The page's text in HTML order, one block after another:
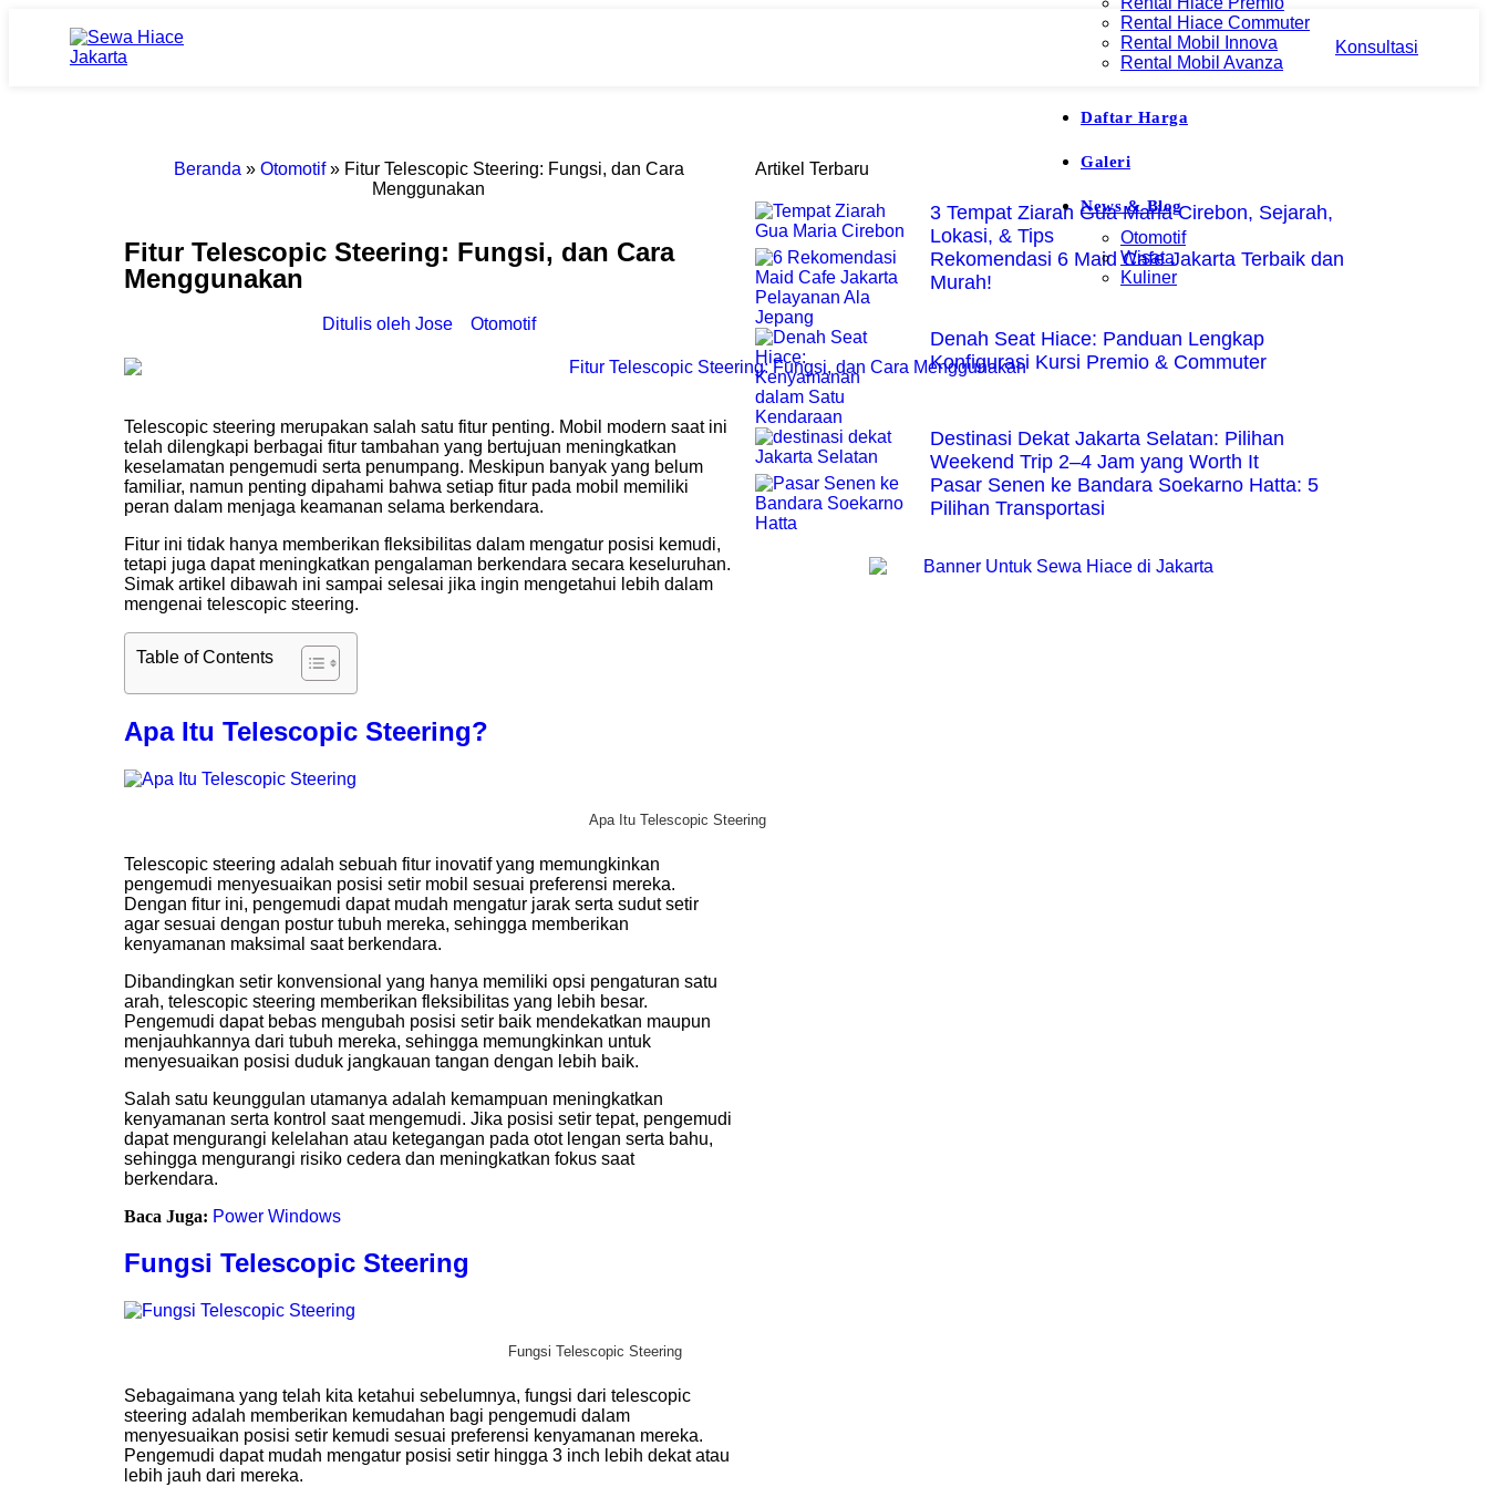
Rental Hiace Commuter
Rental Mobil Innova
Rental Mobil Avanza
Daftar Harga
Galeri
News & Blog
Otomotif
Wisata
Kuliner
Konsultasi
Beranda » Otomotif» Fitur Telescopic Steering: Fungsi, dan Cara
Menggunakan
Fitur Telescopic Steering: Fungsi, dan Cara
Menggunakan
Ditulis oleh Jose Otomotif
Telescopic steering merupakan salah satu fitur penting. Mobil modern saat ini
telah dilengkapi berbagai fitur tambahan yang bertujuan meningkatkan
keselamatan pengemudi serta penumpang. Meskipun banyak yang belum
familiar, namun penting dipahami bahwa setiap fitur pada mobil memiliki
peran dalam menjaga keamanan selama berkendara.
Fitur ini tidak hanya memberikan fleksibilitas dalam mengatur posisi kemudi,
tetapi juga dapat meningkatkan pengalaman berkendara secara keseluruhan.
Simak artikel dibawah ini sampai selesai jika ingin mengetahui lebih dalam
mengenai telescopic steering.
Table of Contents
Apa Itu Telescopic Steering?
Apa Itu Telescopic Steering
Telescopic steering adalah sebuah fitur inovatif yang memungkinkan
pengemudi menyesuaikan posisi setir mobil sesuai preferensi mereka.
Dengan fitur ini, pengemudi dapat mudah mengatur jarak serta sudut setir
agar sesuai dengan postur tubuh mereka, sehingga memberikan
kenyamanan maksimal saat berkendara.
Dibandingkan setir konvensional yang hanya memiliki opsi pengaturan satu
arah, telescopic steering memberikan fleksibilitas yang lebih besar.
Pengemudi dapat bebas mengubah posisi setir baik mendekatkan maupun
menjauhkannya dari tubuh mereka, sehingga memungkinkan untuk
menyesuaikan posisi duduk jangkauan tangan dengan lebih baik.
Salah satu keunggulan utamanya adalah kemampuan meningkatkan
kenyamanan serta kontrol saat mengemudi. Jika posisi setir tepat, pengemudi
dapat mengurangi kelelahan atau ketegangan pada otot lengan serta bahu,
sehingga mengurangi risiko cedera dan meningkatkan fokus saat
berkendara.
Baca Juga: Power Windows
Fungsi Telescopic Steering
Fungsi Telescopic Steering
Sebagaimana yang telah kita ketahui sebelumnya, fungsi dari telescopic
steering adalah memberikan kemudahan bagi pengemudi dalam
menyesuaikan posisi setir kemudi sesuai preferensi kenyamanan mereka.
Pengemudi dapat mudah mengatur posisi setir hingga 3 inch lebih dekat atau
lebih jauh dari mereka.
Artikel Terbaru
3 Tempat Ziarah Gua Maria Cirebon, Sejarah,
Lokasi, & Tips
Rekomendasi 6 Maid Cafe Jakarta Terbaik dan
Murah!
Denah Seat Hiace: Panduan Lengkap
Konfigurasi Kursi Premio & Commuter
Destinasi Dekat Jakarta Selatan: Pilihan
Weekend Trip 2–4 Jam yang Worth It
Pasar Senen ke Bandara Soekarno Hatta: 5
Pilihan Transportasi